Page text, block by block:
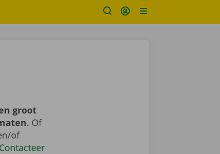
groot
. Of
of
Contacteer